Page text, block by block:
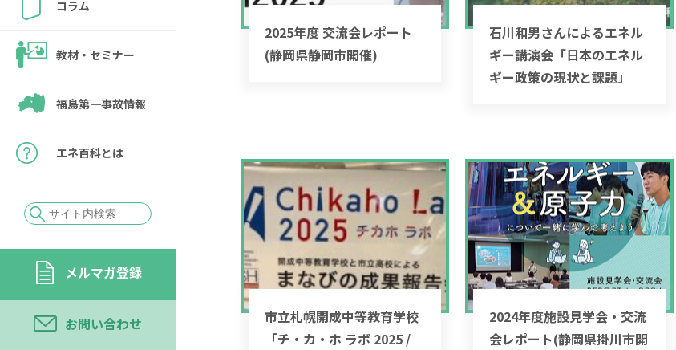
コラム
教材・セミナー
福島第一事故情報
エネ百科とは
メルマガ登録
お問い合わせ
2025年度 交流会レポート
(静岡県静岡市開催)
石川和男さんによるエネル
ギー講演会「日本のエネル
ギー政策の現状と課題」
市立札幌開成中等教育学校
「チ・カ・ホ ラボ 2025 /
2024年度施設見学会・交流
会レポート(静岡県掛川市開